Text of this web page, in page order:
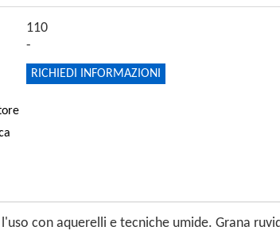
110
-
RICHIEDI INFORMAZIONI
con aquerelli e tecniche umide. Grana